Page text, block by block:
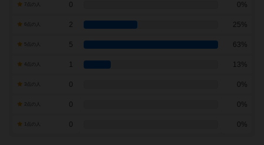
7点の人 0 0%
2 25%
5 63%
1 13%
0 0%
0 0%
0 0%